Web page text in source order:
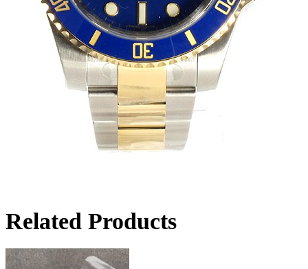
Related Products